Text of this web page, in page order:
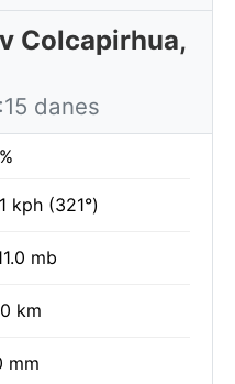
Colcapirhua,
danes
kph (321°)
mb
km
mm